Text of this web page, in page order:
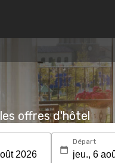
offres d'hôtel
Départ